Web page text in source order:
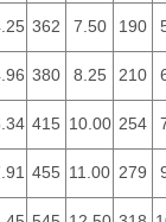
362 7.50 190
380 8.25 210
415 10.00 254
455 11.00 279